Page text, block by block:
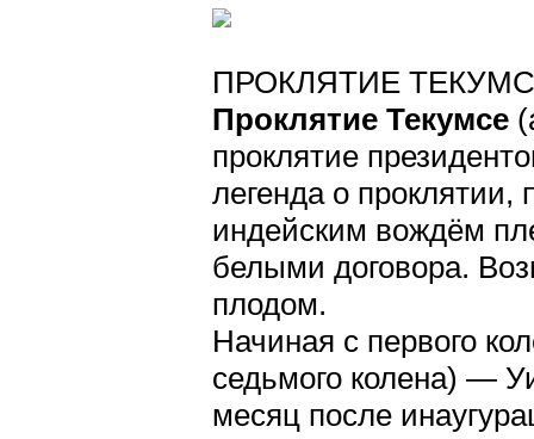
ПРОКЛЯТИЕ
Проклятие Текумсе
проклятие
легенда о
индейским вождём
белыми договора.
плодом.
Начиная с первого
седьмого колена) —
месяц после